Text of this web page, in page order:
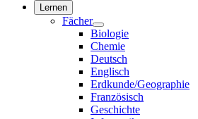
Lernen
Fächer
Biologie
Chemie
Deutsch
Englisch
Erdkunde/Geographie
Französisch
Geschichte